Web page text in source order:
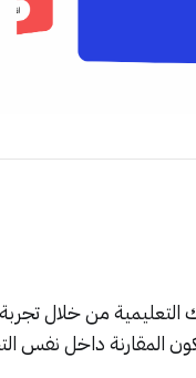
التعليمية من خلال
المقارنة داخل نفس